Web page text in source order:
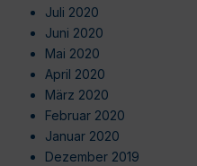
Juli 2020
Juni 2020
Mai 2020
April 2020
März 2020
Februar 2020
Januar 2020
Dezember 2019